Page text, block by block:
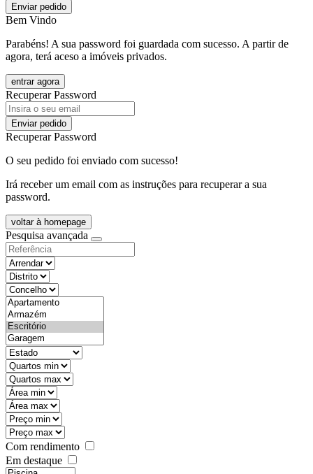
Enviar pedido
Bem Vindo
Parabéns! A sua password foi guardada com sucesso. A partir de
agora, terá aceso a imóveis privados.
entrar agora
Recuperar Password
Enviar pedido
Recuperar Password
O seu pedido foi enviado com sucesso!
Irá receber um email com as instruções para recuperar a sua
password.
voltar à homepage
Pesquisa avançada
objective
districtId
countyId
types
state
mintypo
maxtypo
minarea
maxarea
minprice
maxprice
Com rendimento
Em destaque